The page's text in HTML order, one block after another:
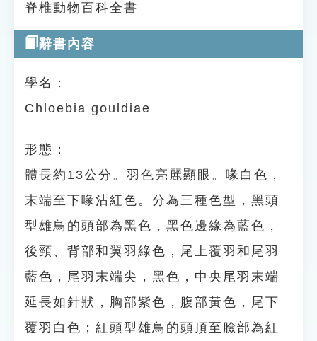
脊椎動物百科全書
辭書內容
學名：
Chloebia gouldiae
形態：
體長約13公分。羽色亮麗顯眼。喙白色，
末端至下喙沾紅色。分為三種色型，黑頭
型雄鳥的頭部為黑色，黑色邊緣為藍色，
後頸、背部和翼羽綠色，尾上覆羽和尾羽
藍色，尾羽末端尖，黑色，中央尾羽末端
延長如針狀，胸部紫色，腹部黃色，尾下
覆羽白色；紅頭型雄鳥的頭頂至臉部為紅